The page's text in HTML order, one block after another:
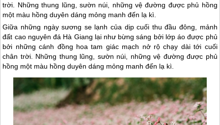
trời. Những thung lũng, sườn núi, những vệ đường được phủ hồng
một màu hồng duyên dáng mỏng manh đến lạ kì.
Giữa những ngày sương se lạnh của dịp cuối thu đầu đông, mảnh
đất cao nguyên đá Hà Giang lại như bừng sáng bởi lớp áo được phủ
bởi những cánh đồng hoa tam giác mạch nở rộ chạy dài tới cuối
chân trời. Những thung lũng, sườn núi, những vệ đường được phủ
hồng một màu hồng duyên dáng mỏng manh đến lạ kì.